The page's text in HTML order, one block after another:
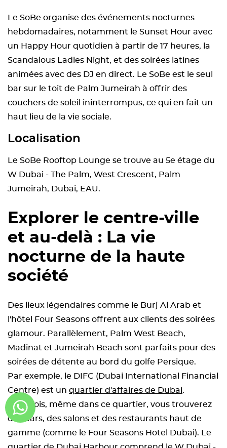
Le SoBe organise des événements nocturnes
hebdomadaires, notamment le Sunset Hour avec
un Happy Hour quotidien à partir de 17 heures, la
Scandalous Ladies Night, et des soirées latines
animées avec des DJ en direct. Le SoBe est le seul
bar sur le toit de Palm Jumeirah à offrir des
couchers de soleil ininterrompus, ce qui en fait un
haut lieu de la vie sociale.
Localisation
Le SoBe Rooftop Lounge se trouve au 5e étage du
W Dubai - The Palm, West Crescent, Palm
Jumeirah, Dubai, EAU.
Explorer le centre-ville
et au-delà : La vie
nocturne de la haute
société
Des lieux légendaires comme le Burj Al Arab et
l'hôtel Four Seasons offrent aux clients des soirées
glamour. Parallèlement, Palm West Beach,
Madinat et Jumeirah Beach sont parfaits pour des
soirées de détente au bord du golfe Persique.
Par exemple, le DIFC (Dubai International Financial
Centre) est un quartier d'affaires de Dubai.
Toutefois, même dans ce quartier, vous trouverez
des bars, des salons et des restaurants haut de
gamme (comme le Four Seasons Hotel Dubai). Le